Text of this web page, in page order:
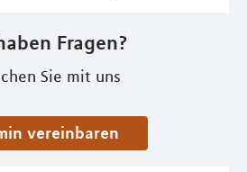
Fragen?
Sie mit uns
vereinbaren